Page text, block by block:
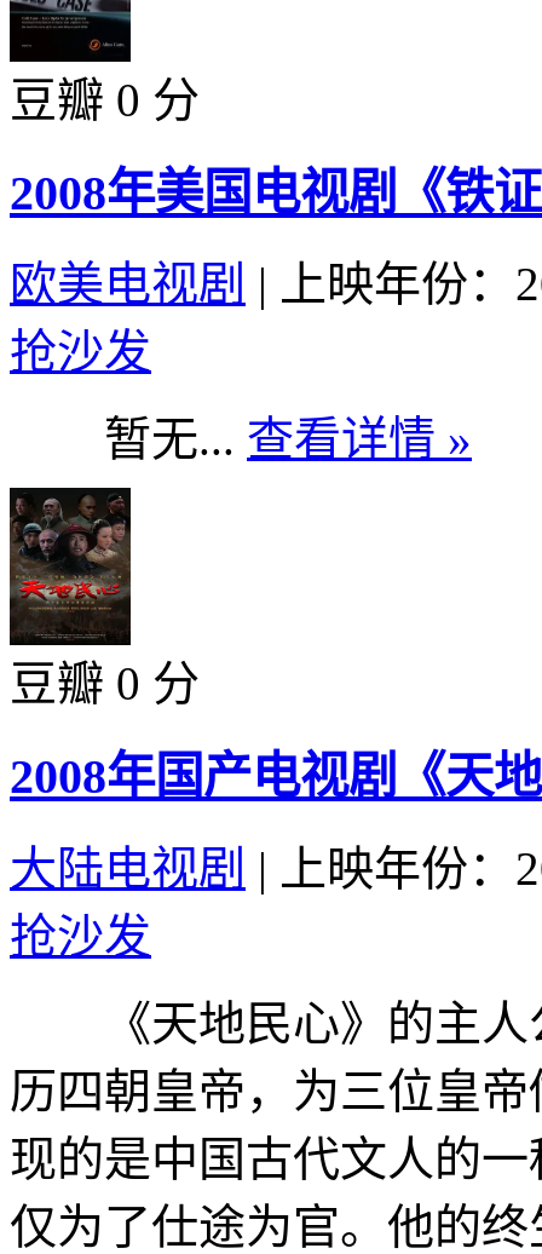
豆瓣 0 分
2008年美国电视剧《铁
欧美电视剧 |
上映年份：
抢沙发
暂无... 查看详情 »
豆瓣 0 分
2008年国产电视剧《天
大陆电视剧 |
上映年份：
抢沙发
《天地民心》的主人
历四朝皇帝，为三位皇
现的是中国古代文人的
仅为了仕途为官。他的